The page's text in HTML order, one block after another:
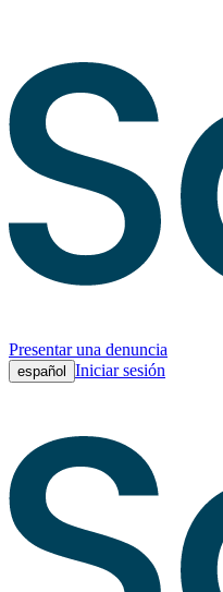
Presentar una denuncia
español Iniciar sesión